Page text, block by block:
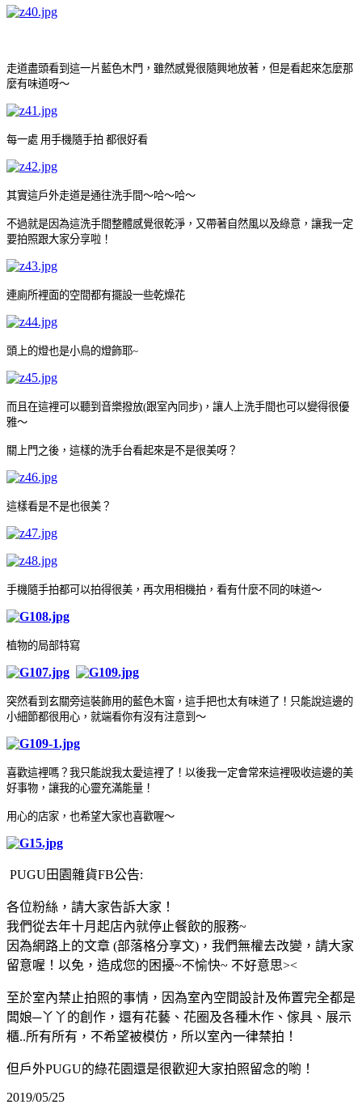
走道盡頭看到這一片藍色木門，雖然感覺很隨興地放著，但是看起來怎麼那
麼有味道呀～
每一處 用手機隨手拍 都很好看
其實這戶外走道是通往洗手間～哈～哈～
不過就是因為這洗手間整體感覺很乾淨，又帶著自然風以及綠意，讓我一定
要拍照跟大家分享啦！
連廁所裡面的空間都有擺設一些乾燥花
頭上的燈也是小鳥的燈飾耶~
而且在這裡可以聽到音樂撥放(跟室內同步)，讓人上洗手間也可以變得很優
雅～
關上門之後，這樣的洗手台看起來是不是很美呀？
這樣看是不是也很美？
手機隨手拍都可以拍得很美，再次用相機拍，看有什麼不同的味道～
植物的局部特寫
突然看到玄關旁這裝飾用的藍色木窗，這手把也太有味道了！只能說這邊的
小細節都很用心，就端看你有沒有注意到～
喜歡這裡嗎？我只能說我太愛這裡了！以後我一定會常來這裡吸收這邊的美
好事物，讓我的心靈充滿能量！
用心的店家，也希望大家也喜歡喔～
PUGU田園雜貨FB公告:
各位粉絲，請大家告訴大家！
我們從去年十月起店內就停止餐飲的服務~
因為網路上的文章 (部落格分享文)，我們無權去改變，請大家
留意喔！以免，造成您的困擾~不愉快~ 不好意思><
至於室內禁止拍照的事情，因為室內空間設計及佈置完全都是
闆娘─丫丫的創作，還有花藝、花圈及各種木作、傢具、展示
櫃..所有所有，不希望被模仿，所以室內一律禁拍！
但戶外PUGU的綠花園還是很歡迎大家拍照留念的喲！
2019/05/25